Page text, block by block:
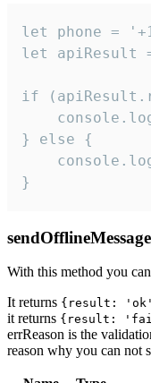
let phone =
let apiResult
if
} else {
}
sendOfflineMessage
With this method you
It returns {result:
it returns {result:
errReason is the
reason why you can not